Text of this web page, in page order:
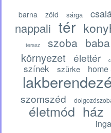
barna zöld sárga
nappali tér
terasz szoba baba
környezet élettér
színek szürke home
szomszéd
életmód ház